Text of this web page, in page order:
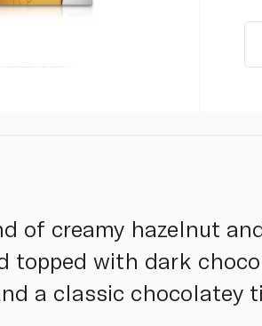
of creamy hazelnut
topped with dark
a classic chocolatey